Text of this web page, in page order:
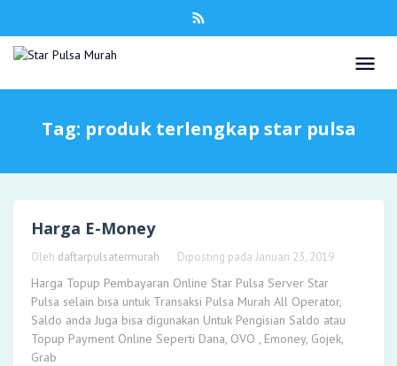
Tag: produk terlengkap star pulsa
Harga E-Money
Oleh daftarpulsatermurah Diposting pada Januari 23, 2019
Harga Topup Pembayaran Online Star Pulsa Server Star
Pulsa selain bisa untuk Transaksi Pulsa Murah All Operator,
Saldo anda Juga bisa digunakan Untuk Pengisian Saldo atau
Topup Payment Online Seperti Dana, OVO , Emoney, Gojek,
Grab